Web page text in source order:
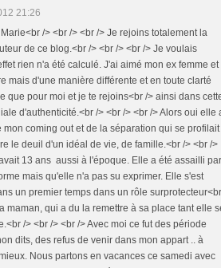
21:26
/> <br /> <br /> Je rejoins totalement la
de ce blog.<br /> <br /> <br /> Je voulais
rien n'a été calculé. J'ai aimé mon ex femme et
mais d'une manière différente et en toute clarté
que pour moi et je te rejoins<br /> ainsi dans
d'authenticité.<br /> <br /> <br /> Alors oui elle
mon coming out et de la séparation qui se profilait
le deuil d'un idéal de vie, de famille.<br /> <br />
13 ans aussi à l'époque. Elle a été assailli par
mais qu'elle n'a pas su exprimer. Elle s'est
un premier temps dans un rôle surprotecteur<br
maman, qui a du la remettre à sa place tant elle
/> <br /> <br /> Avec moi ce fut des période
dits, des refus de venir dans mon appart .. à
Nous partons en vacances ce samedi avec